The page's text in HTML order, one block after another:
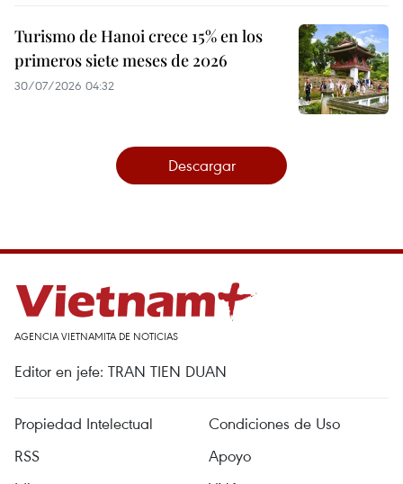
Turismo de Hanoi crece 15% en los
primeros siete meses de 2026
30/07/2026 04:32
Descargar
AGENCIA VIETNAMITA DE NOTICIAS
Editor en jefe: TRAN TIEN DUAN
Propiedad Intelectual
Condiciones de Uso
RSS
Apoyo